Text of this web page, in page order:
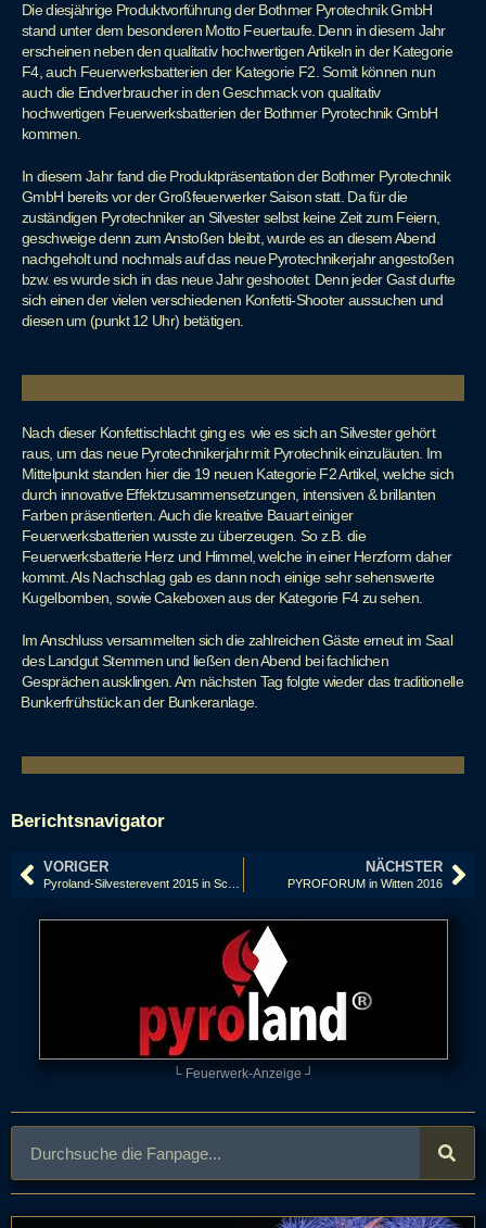
Die diesjährige Produktvorführung der Bothmer Pyrotechnik GmbH
stand unter dem besonderen Motto Feuertaufe. Denn in diesem Jahr
erscheinen neben den qualitativ hochwertigen Artikeln in der Kategorie
F4, auch Feuerwerksbatterien der Kategorie F2. Somit können nun
auch die Endverbraucher in den Geschmack von qualitativ
hochwertigen Feuerwerksbatterien der Bothmer Pyrotechnik GmbH
kommen.
In diesem Jahr fand die Produktpräsentation der Bothmer Pyrotechnik
GmbH bereits vor der Großfeuerwerker Saison statt. Da für die
zuständigen Pyrotechniker an Silvester selbst keine Zeit zum Feiern,
geschweige denn zum Anstoßen bleibt, wurde es an diesem Abend
nachgeholt und nochmals auf das neue Pyrotechnikerjahr angestoßen 
bzw. es wurde sich in das neue Jahr geshootet. Denn jeder Gast durfte
sich einen der vielen verschiedenen Konfetti-Shooter aussuchen und
diesen um (punkt 12 Uhr) betätigen.
Nach dieser Konfettischlacht ging es  wie es sich an Silvester gehört 
raus, um das neue Pyrotechnikerjahr mit Pyrotechnik einzuläuten. Im
Mittelpunkt standen hier die 19 neuen Kategorie F2 Artikel, welche sich
durch innovative Effektzusammensetzungen, intensiven & brillanten
Farben präsentierten. Auch die kreative Bauart einiger
Feuerwerksbatterien wusste zu überzeugen. So z.B. die
Feuerwerksbatterie Herz und Himmel, welche in einer Herzform daher
kommt. Als Nachschlag gab es dann noch einige sehr sehenswerte
Kugelbomben, sowie Cakeboxen aus der Kategorie F4 zu sehen.
Im Anschluss versammelten sich die zahlreichen Gäste erneut im Saal
des Landgut Stemmen und ließen den Abend bei fachlichen
Gesprächen ausklingen. Am nächsten Tag folgte wieder das traditionelle
Bunkerfrühstück an der Bunkeranlage.
Berichtsnavigator
VORIGER NÄCHSTER
PYROFORUM in Witten 2016
└ Feuerwerk-Anzeige ┘